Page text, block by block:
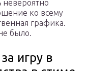
невероятно
ко всему
графика.
было.
игру в